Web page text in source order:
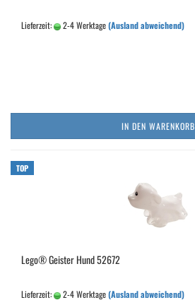
Lieferzeit: 2-4 Werktage(Ausland abweichend)
IN DEN WARENKORB
TOP
Lego® Geister Hund 52672
Lieferzeit: 2-4 Werktage(Ausland abweichend)